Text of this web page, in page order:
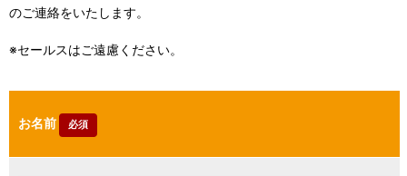
のご連絡をいたします。
セールスはご遠慮ください。
お名前 必須